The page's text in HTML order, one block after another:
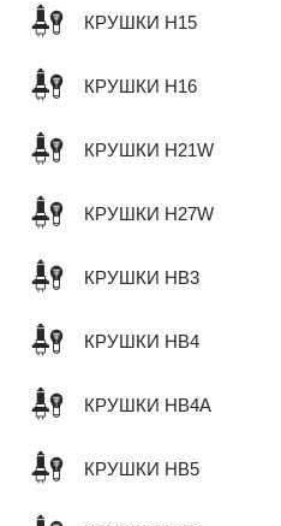
КРУШКИ H15
КРУШКИ H16
КРУШКИ H21W
КРУШКИ H27W
КРУШКИ HB3
КРУШКИ HB4
КРУШКИ HB4A
КРУШКИ HB5